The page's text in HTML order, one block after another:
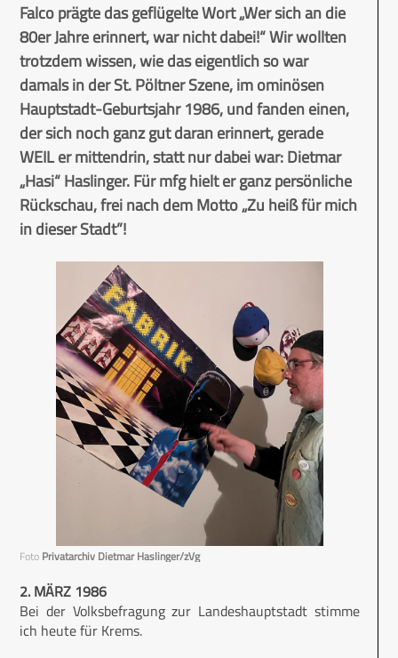
Falco prägte das geflügelte Wort „Wer sich an die
80er Jahre erinnert, war nicht dabei!“ Wir wollten
trotzdem wissen, wie das eigentlich so war
damals in der St. Pöltner Szene, im ominösen
Hauptstadt-Geburtsjahr 1986, und fanden einen,
der sich noch ganz gut daran erinnert, gerade
WEIL er mittendrin, statt nur dabei war: Dietmar
„Hasi“ Haslinger. Für mfg hielt er ganz persönliche
Rückschau, frei nach dem Motto „Zu heiß für mich
in dieser Stadt”!
Foto Privatarchiv Dietmar Haslinger/zVg
2. MÄRZ 1986
Bei der Volksbefragung zur Landeshauptstadt stimme
ich heute für Krems.